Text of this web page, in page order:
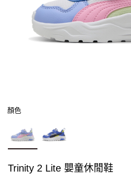
顏色
Trinity 2 Lite 嬰童休閒鞋